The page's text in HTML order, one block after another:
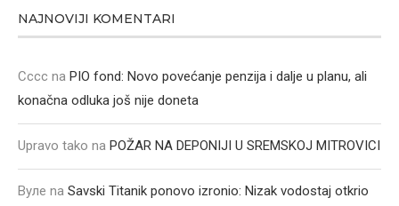
NAJNOVIJI KOMENTARI
Cccc na PIO fond: Novo povećanje penzija i dalje u planu, ali
konačna odluka još nije doneta
Upravo tako na POŽAR NA DEPONIJI U SREMSKOJ MITROVICI
Вуле na Savski Titanik ponovo izronio: Nizak vodostaj otkrio